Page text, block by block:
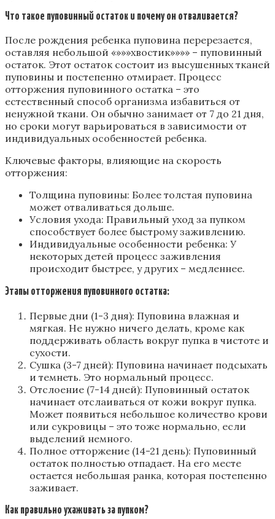
Что такое пуповинный остаток и почему он отваливается?
После рождения ребенка пуповина перерезается,
оставляя небольшой «»»»хвостик»»»» – пуповинный
остаток. Этот остаток состоит из высушенных тканей
пуповины и постепенно отмирает. Процесс
отторжения пуповинного остатка – это
естественный способ организма избавиться от
ненужной ткани. Он обычно занимает от 7 до 21 дня,
но сроки могут варьироваться в зависимости от
индивидуальных особенностей ребенка.
Ключевые факторы, влияющие на скорость
отторжения:
Толщина пуповины: Более толстая пуповина
может отваливаться дольше.
Условия ухода: Правильный уход за пупком
способствует более быстрому заживлению.
Индивидуальные особенности ребенка: У
некоторых детей процесс заживления
происходит быстрее, у других – медленнее.
Этапы отторжения пуповинного остатка:
Первые дни (1-3 дня): Пуповина влажная и
мягкая. Не нужно ничего делать, кроме как
поддерживать область вокруг пупка в чистоте и
сухости.
Сушка (3-7 дней): Пуповина начинает подсыхать
и темнеть. Это нормальный процесс.
Отслоение (7-14 дней): Пуповинный остаток
начинает отслаиваться от кожи вокруг пупка.
Может появиться небольшое количество крови
или сукровицы – это тоже нормально, если
выделений немного.
Полное отторжение (14-21 день): Пуповинный
остаток полностью отпадает. На его месте
остается небольшая ранка, которая постепенно
заживает.
Как правильно ухаживать за пупком?